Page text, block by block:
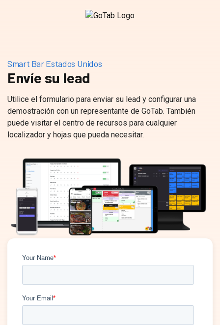
Smart Bar Estados Unidos
Envíe su lead
Utilice el formulario para enviar su lead y configurar una
demostración con un representante de GoTab. También
puede visitar el centro de recursos para cualquier
localizador y hojas que pueda necesitar.